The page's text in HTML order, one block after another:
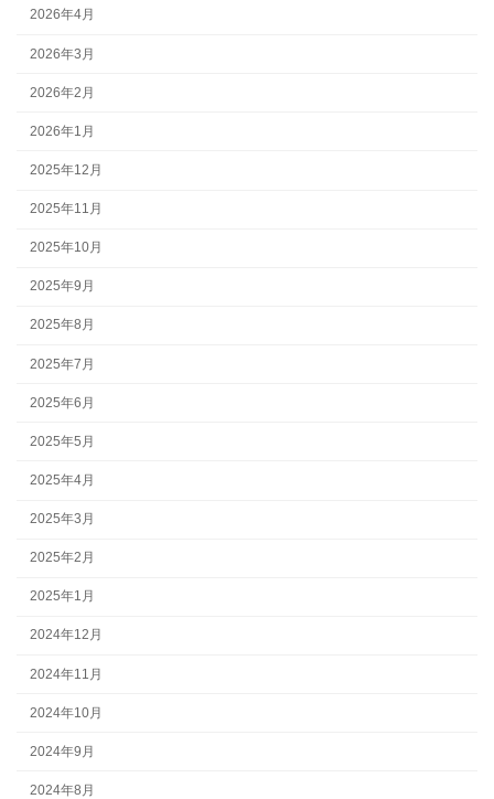
2026年4月
2026年3月
2026年2月
2026年1月
2025年12月
2025年11月
2025年10月
2025年9月
2025年8月
2025年7月
2025年6月
2025年5月
2025年4月
2025年3月
2025年2月
2025年1月
2024年12月
2024年11月
2024年10月
2024年9月
2024年8月